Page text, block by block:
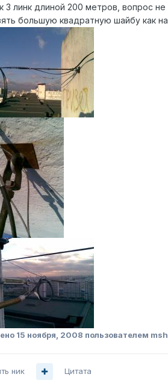
3 линк длиной 200 метров, вопрос
большую квадратную шайбу как
15 ноября, 2008 пользователем
ник Цитата